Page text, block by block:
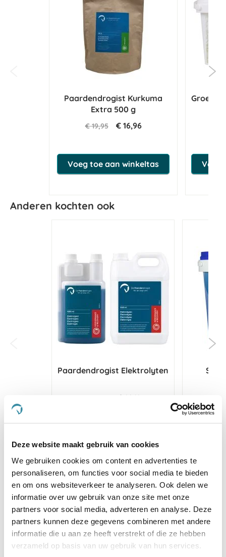
Deze website maakt gebruik van cookies
We gebruiken cookies om content en advertenties te
personaliseren, om functies voor social media te bieden
en om ons websiteverkeer te analyseren. Ook delen we
informatie over uw gebruik van onze site met onze
partners voor social media, adverteren en analyse. Deze
partners kunnen deze gegevens combineren met andere
informatie die u aan ze heeft verstrekt of die ze hebben
verzameld op basis van uw gebruik van hun services.
Paardendrogist Kurkuma
Extra 500 g
€ 19,95 € 16,96
Voeg toe aan winkeltas
Groene
Voeg
Anderen kochten ook
Paardendrogist Elektrolyten
€ 16,11
4.7
star
rating
7 Beoordelingen
Schrijf Een Review Stel Een Vraag